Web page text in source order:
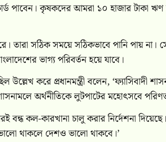
কার্ড পাবেন। কৃষকদের আমরা ১০ হাজার টাকা
তারা সঠিক সময়ে সঠিকভাবে পানি পায়
ভাগ্য পরিবর্তন হয়ে যাবে।
উল্লেখ করে প্রধানমন্ত্রী বলেন, ‘ফ্যাসিবাদী
অর্থনীতিকে লুটপাটের মহোৎসবে
বন্ধ কল-কারখানা চালু করার নির্দেশনা
থাকলে দেশও ভালো থাকবে।’